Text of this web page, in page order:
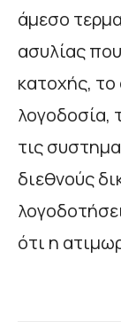
άμεσο
ασυλίας
κατοχής,
λογοδοσία,
τις
διεθνούς
ότι η